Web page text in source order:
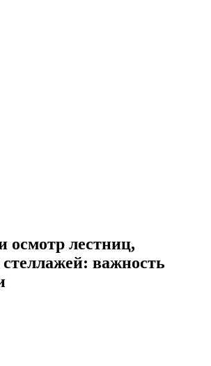
осмотр лестниц,
важность